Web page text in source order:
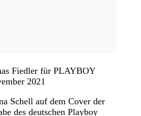
Fiedler für PLAYBOY
2021
Schell auf dem Cover der
des deutschen Playboy